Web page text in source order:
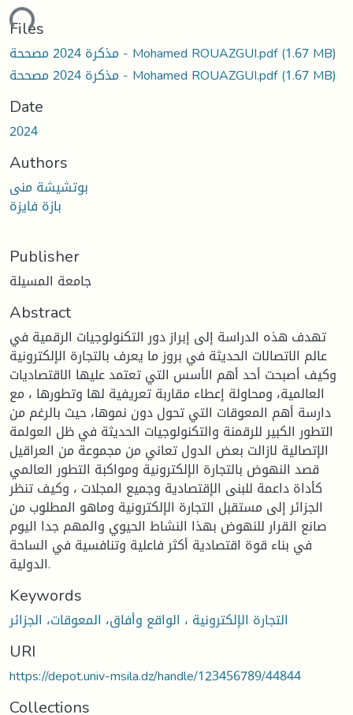
Files
مذكرة 2024 مصححة - Mohamed ROUAZGUI.pdf(1.67 MB)
مذكرة 2024 مصححة - Mohamed ROUAZGUI.pdf(1.67 MB)
Date
2024
Authors
بوتشيشة منى
بازة فايزة
Publisher
جامعة المسيلة
Abstract
تهدف هذه الدراسة إلى إبراز دور التكنولوجيات الرقمية في
عالم الاتصالات الحديثة في بروز ما يعرف بالتجارة الإلكترونية
وكيف أصبحت أحد أهم الأسس التي تعتمد عليها الاقتصاديات
العالمية، ومحاولة إعطاء مقاربة تعريفية لها وتطورها ، مع
دارسة أهم المعوقات التي تحول دون نموها، حيث بالرغم من
التطور الكبير للرقمنة والتكنولوجيات الحديثة في ظل العولمة
الإتصالية لازالت بعض الدول تعاني من مجموعة من العراقيل
قصد النهوض بالتجارة الإلكترونية ومواكبة التطور العالمي
كأداة داعمة للبنى الإقتصادية وجميع المجلات ، وكيف تنظر
الجزائر إلى مستقبل التجارة الإلكترونية وماهو المطلوب من
صانع القرار للنهوض بهذا النشاط الحيوي والمهم جدا اليوم
في بناء قوة اقتصادية أكثر فاعلية وتنافسية في الساحة
الدولية.
Keywords
التجارة الإلكترونية ، الواقع وأفاق، المعوقات، الجزائر
URI
https://depot.univ-msila.dz/handle/123456789/44844
Collections